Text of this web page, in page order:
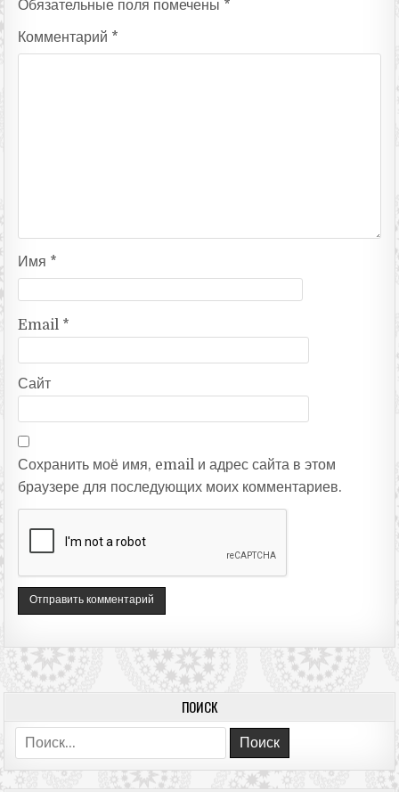
Обязательные поля помечены *
Комментарий *
Имя *
Email *
Сайт
Сохранить моё имя, email и адрес сайта в этом
браузере для последующих моих комментариев.
ПОИСК
Поиск: